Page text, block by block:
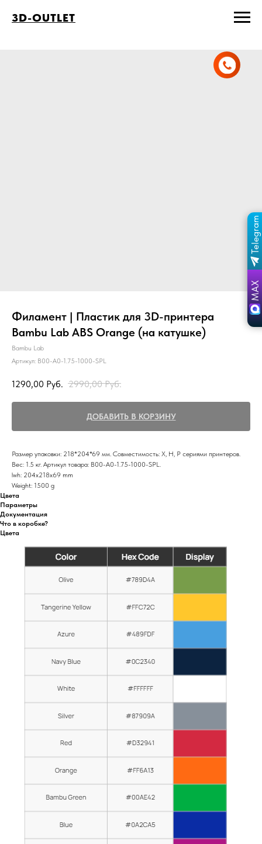
3D-OUTLET
Филамент | Пластик для 3D-принтера
Bambu Lab ABS Orange (на катушке)
Bambu Lab
Артикул: B00-A0-1.75-1000-SPL
1290,00 Руб. 2990,00 Руб.
ДОБАВИТЬ В КОРЗИНУ
Размер упаковки: 218*204*69 мм. Совместимость: Х, Н, Р сериями принтеров.
Вес: 1.5 кг. Артикул товара: B00-A0-1.75-1000-SPL.
lwh: 204x218x69 mm
Weight: 1500 g
Цвета
Параметры
Документация
Что в коробке?
Цвета